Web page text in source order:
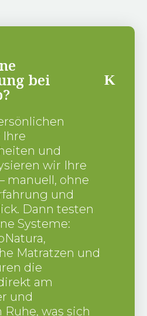
bei
Ihre
und
wir Ihre
manuell, ohne
und
Dann testen
Systeme:
Matratzen und
die
am
und
was sich